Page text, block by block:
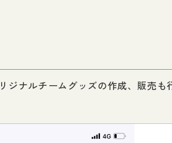
ジナルチームグッズの作成、販売も